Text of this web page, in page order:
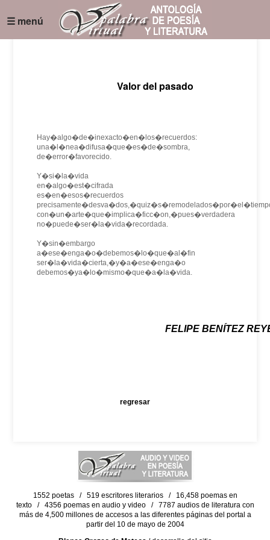
☰ menú
Valor del pasado
Hay�algo�de�inexacto�en�los�recuerdos:
una�l�nea�difusa�que�es�de�sombra,
de�error�favorecido.
Y�si�la�vida
en�algo�est�cifrada
es�en�esos�recuerdos
con�un�arte�que�implica�ficc�on,�pues�verdadera
no�puede�ser�la�vida�recordada.
Y�sin�embargo
a�ese�enga�o�debemos�lo�que�al�fin
ser�la�vida�cierta,�y�a�ese�enga�o
debemos�ya�lo�mismo�que�a�la�vida.
FELIPE BENÍTEZ
regresar
1552 poetas / 519 escritores literarios / 16,458 poemas en
texto / 4356 poemas en audio y video / 7787 audios de literatura con
más de 4,500 millones de accesos a las diferentes páginas del portal a
partir del 10 de mayo de 2004